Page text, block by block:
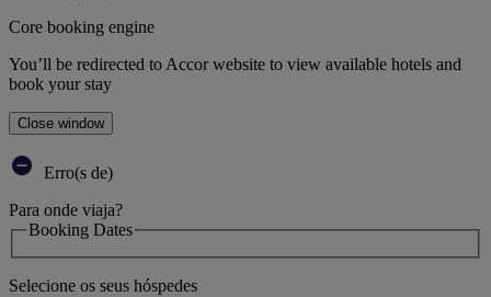
Core booking engine
You’ll be redirected to Accor website to view available hotels and
book your stay
Close window
Erro(s de)
Para onde viaja?
Booking Dates
Selecione os seus hóspedes